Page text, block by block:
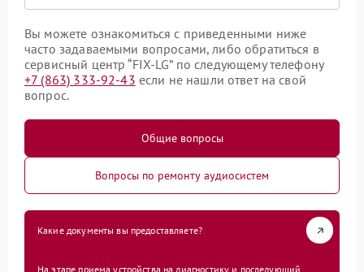
Вы можете ознакомиться с приведенными ниже
часто задаваемыми вопросами, либо обратиться в
сервисный центр “FIX-LG” по следующему телефону
+7 (863) 333-92-43 если не нашли ответ на свой
вопрос.
Общие вопросы
Вопросы по ремонту аудиосистем
Какие документы вы предоставляете?
На этапе приема устройства на диагностику и последующий